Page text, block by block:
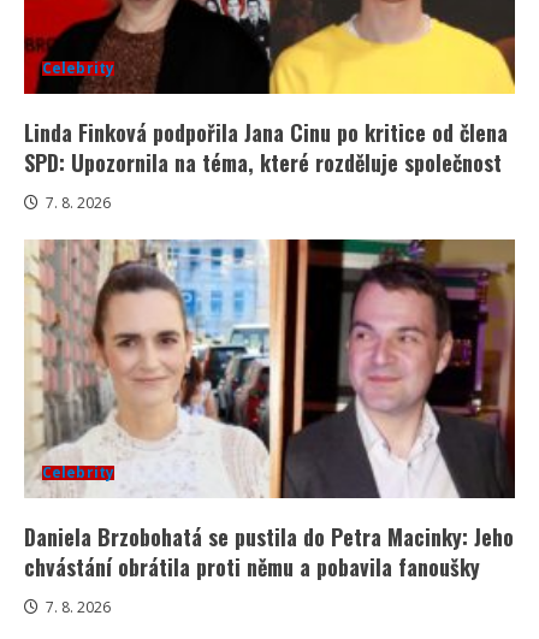
Celebrity
Linda Finková podpořila Jana Cinu po kritice od člena
SPD: Upozornila na téma, které rozděluje společnost
7. 8. 2026
Celebrity
Daniela Brzobohatá se pustila do Petra Macinky: Jeho
chvástání obrátila proti němu a pobavila fanoušky
7. 8. 2026